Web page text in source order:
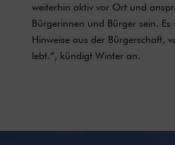
weiterhin aktiv vor Ort und
Bürgerinnen und Bürger sein. Es
Hinweise aus der Bürgerschaft,
lebt.“, kündigt Winter an.